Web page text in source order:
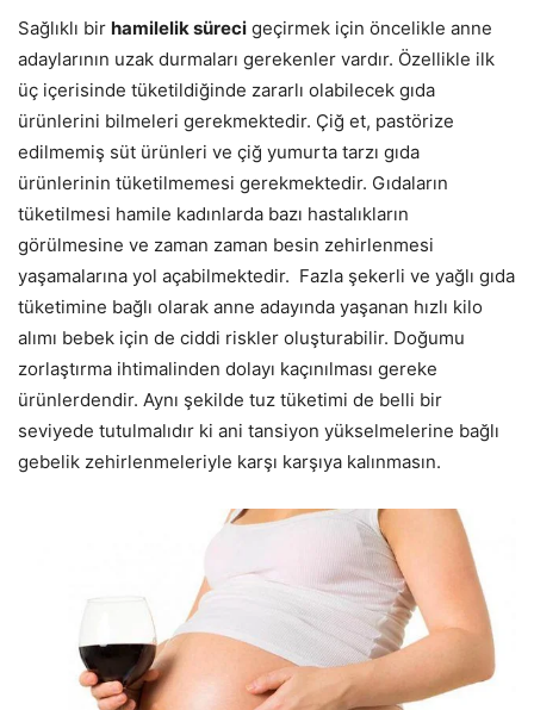
Sağlıklı bir hamilelik süreci geçirmek için öncelikle anne
adaylarının uzak durmaları gerekenler vardır. Özellikle ilk
üç içerisinde tüketildiğinde zararlı olabilecek gıda
ürünlerini bilmeleri gerekmektedir. Çiğ et, pastörize
edilmemiş süt ürünleri ve çiğ yumurta tarzı gıda
ürünlerinin tüketilmemesi gerekmektedir. Gıdaların
tüketilmesi hamile kadınlarda bazı hastalıkların
görülmesine ve zaman zaman besin zehirlenmesi
yaşamalarına yol açabilmektedir. Fazla şekerli ve yağlı gıda
tüketimine bağlı olarak anne adayında yaşanan hızlı kilo
alımı bebek için de ciddi riskler oluşturabilir. Doğumu
zorlaştırma ihtimalinden dolayı kaçınılması gereke
ürünlerdendir. Aynı şekilde tuz tüketimi de belli bir
seviyede tutulmalıdır ki ani tansiyon yükselmelerine bağlı
gebelik zehirlenmeleriyle karşı karşıya kalınmasın.